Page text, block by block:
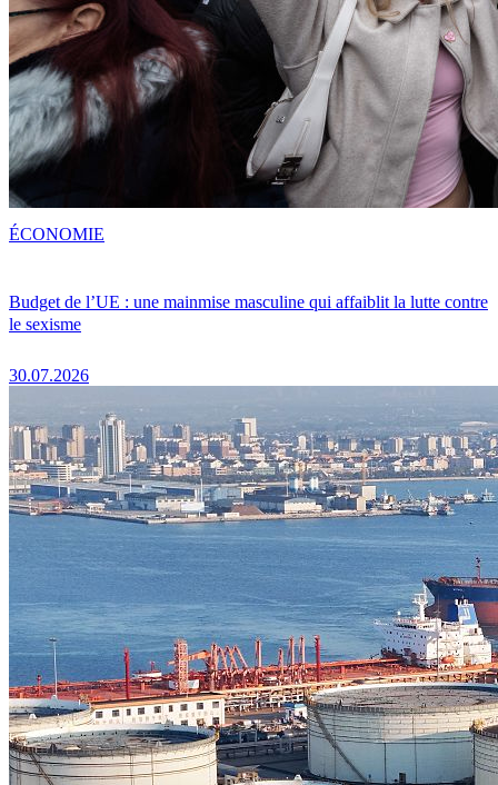
Budget de l’UE : une mainmise masculine qui affaiblit la lutte contre
le sexisme
30.07.2026
ÉCONOMIE